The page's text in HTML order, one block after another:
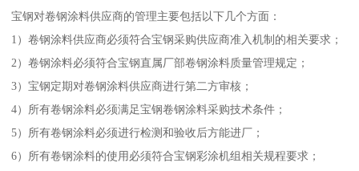
宝钢对卷钢涂料供应商的管理主要包括以下几个方面：
1）卷钢涂料供应商必须符合宝钢采购供应商准入机制的相关要求；
2）卷钢涂料必须符合宝钢直属厂部卷钢涂料质量管理规定；
3）宝钢定期对卷钢涂料供应商进行第二方审核；
4）所有卷钢涂料必须满足宝钢卷钢涂料采购技术条件；
5）所有卷钢涂料必须进行检测和验收后方能进厂；
6）所有卷钢涂料的使用必须符合宝钢彩涂机组相关规程要求；